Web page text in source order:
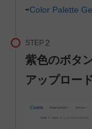
⇨Color Palette
STEP
紫色のボタ
アップロー